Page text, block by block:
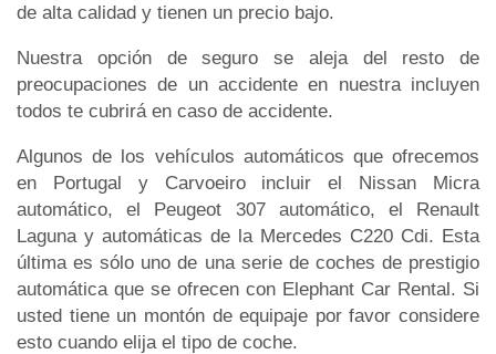
de alta calidad y tienen un precio bajo.
Nuestra opción de seguro se aleja del resto de
preocupaciones de un accidente en nuestra incluyen
todos te cubrirá en caso de accidente.
Algunos de los vehículos automáticos que ofrecemos
en Portugal y Carvoeiro incluir el Nissan Micra
automático, el Peugeot 307 automático, el Renault
Laguna y automáticas de la Mercedes C220 Cdi. Esta
última es sólo uno de una serie de coches de prestigio
automática que se ofrecen con Elephant Car Rental. Si
usted tiene un montón de equipaje por favor considere
esto cuando elija el tipo de coche.